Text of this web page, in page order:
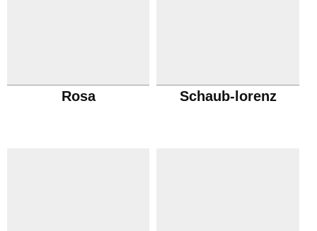
Rosa Schaub-lorenz